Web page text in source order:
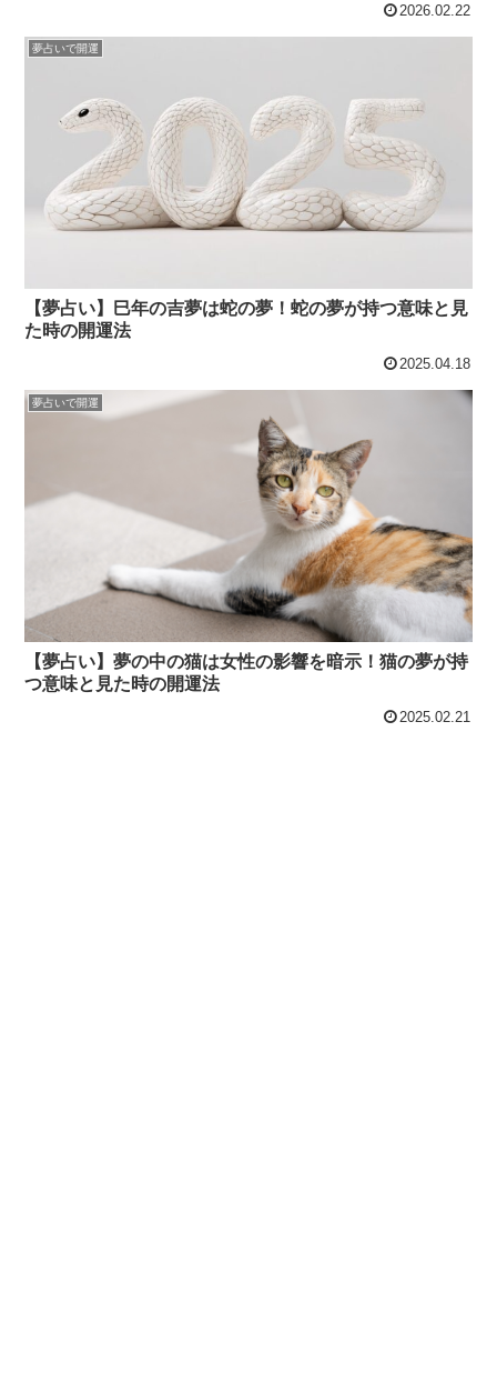
2026.02.22
夢占いで開運
【夢占い】巳年の吉夢は蛇の夢！蛇の夢が持つ意味と見
た時の開運法
2025.04.18
夢占いで開運
【夢占い】夢の中の猫は女性の影響を暗示！猫の夢が持
つ意味と見た時の開運法
2025.02.21